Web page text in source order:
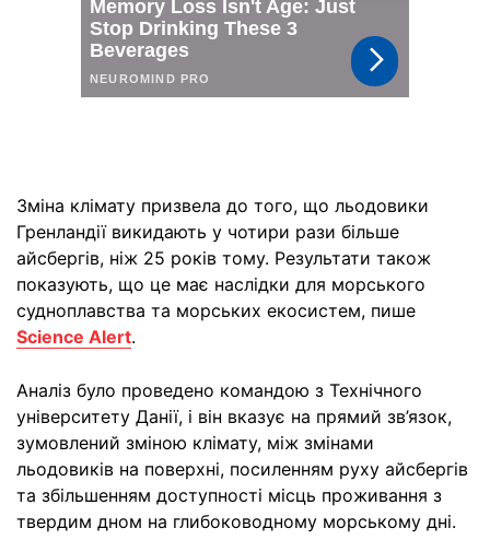
Зміна клімату призвела до того, що льодовики
Гренландії викидають у чотири рази більше
айсбергів, ніж 25 років тому. Результати також
показують, що це має наслідки для морського
судноплавства та морських екосистем, пише
Science Alert.
Аналіз було проведено командою з Технічного
університету Данії, і він вказує на прямий зв’язок,
зумовлений зміною клімату, між змінами
льодовиків на поверхні, посиленням руху айсбергів
та збільшенням доступності місць проживання з
твердим дном на глибоководному морському дні.